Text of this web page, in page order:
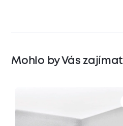
Mohlo by Vás zajímat